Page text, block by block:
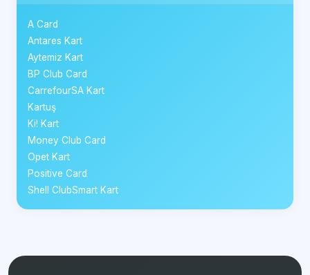
A Card
Antares Kart
Aytemiz Kart
BP Club Card
CarrefourSA Kart
Kartuş
Ki! Kart
Money Club Card
Opet Kart
Positive Card
Shell ClubSmart Kart